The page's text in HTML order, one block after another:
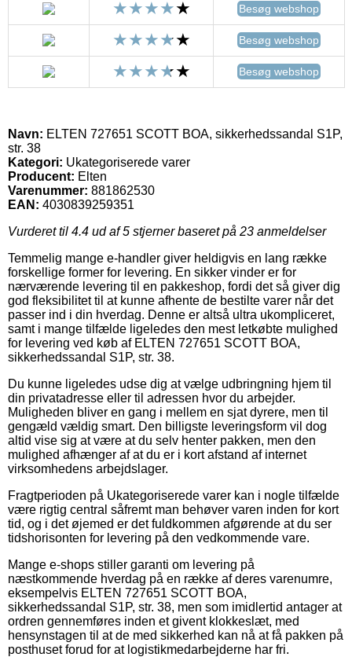
Besøg webshop
Besøg webshop
Besøg webshop
Navn: ELTEN 727651 SCOTT BOA, sikkerhedssandal S1P,
str. 38
Kategori: Ukategoriserede varer
Producent: Elten
Varenummer: 881862530
EAN: 4030839259351
Vurderet til 4.4 ud af 5 stjerner baseret på 23 anmeldelser
Temmelig mange e-handler giver heldigvis en lang række
forskellige former for levering. En sikker vinder er for
nærværende levering til en pakkeshop, fordi det så giver dig
god fleksibilitet til at kunne afhente de bestilte varer når det
passer ind i din hverdag. Denne er altså ultra ukompliceret,
samt i mange tilfælde ligeledes den mest letkøbte mulighed
for levering ved køb af ELTEN 727651 SCOTT BOA,
sikkerhedssandal S1P, str. 38.
Du kunne ligeledes udse dig at vælge udbringning hjem til
din privatadresse eller til adressen hvor du arbejder.
Muligheden bliver en gang i mellem en sjat dyrere, men til
gengæld vældig smart. Den billigste leveringsform vil dog
altid vise sig at være at du selv henter pakken, men den
mulighed afhænger af at du er i kort afstand af internet
virksomhedens arbejdslager.
Fragtperioden på Ukategoriserede varer kan i nogle tilfælde
være rigtig central såfremt man behøver varen inden for kort
tid, og i det øjemed er det fuldkommen afgørende at du ser
tidshorisonten for levering på den vedkommende vare.
Mange e-shops stiller garanti om levering på
næstkommende hverdag på en række af deres varenumre,
eksempelvis ELTEN 727651 SCOTT BOA,
sikkerhedssandal S1P, str. 38, men som imidlertid antager at
ordren gennemføres inden et givent klokkeslæt, med
hensynstagen til at de med sikkerhed kan nå at få pakken på
posthuset forud for at logistikmedarbejderne har fri.